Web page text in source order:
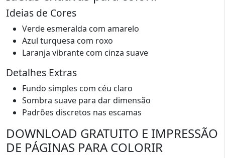
Ideias de Cores
Verde esmeralda com amarelo
Azul turquesa com roxo
Laranja vibrante com cinza suave
Detalhes Extras
Fundo simples com céu claro
Sombra suave para dar dimensão
Padrões discretos nas escamas
DOWNLOAD GRATUITO E IMPRESSÃO
DE PÁGINAS PARA COLORIR